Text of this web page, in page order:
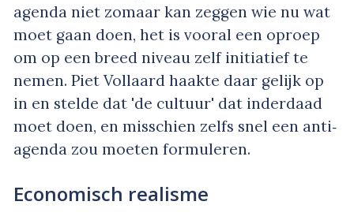
agenda niet zomaar kan zeggen wie nu wat
moet gaan doen, het is vooral een oproep
om op een breed niveau zelf initiatief te
nemen. Piet Vollaard haakte daar gelijk op
in en stelde dat 'de cultuur' dat inderdaad
moet doen, en misschien zelfs snel een anti‐
agenda zou moeten formuleren.
Economisch realisme